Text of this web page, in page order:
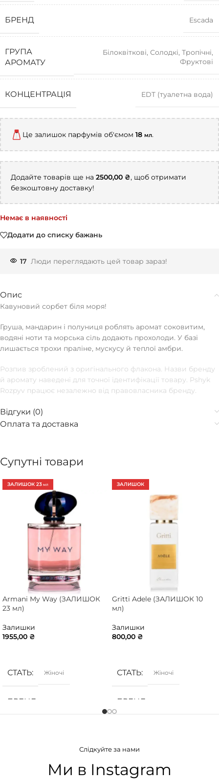
БРЕНД Escada
ГРУПА
АРОМАТУ
Білоквіткові, Солодкі, Тропічні,
Фруктові
КОНЦЕНТРАЦІЯ EDT (туалетна вода)
Це залишок парфумів об'ємом 18 мл.
Додайте товарів ще на 2500,00 ₴, щоб отримати
безкоштовну доставку!
Немає в наявності
Додати до списку бажань
17 Люди переглядають цей товар зараз!
Опис
Кавуновий сорбет біля моря!
Груша, мандарин і полуниця роблять аромат соковитим,
водяні ноти та морська сіль додають прохолоди. У базі
лишається трохи праліне, мускусу й теплої амбри.
Розпив зроблений з оригінального флакона. Назви бренду
й аромату наведені для точної ідентифікації товару. Pshyk
Rozpyv працює незалежно від правовласника бренду.
Відгуки (0)
Оплата та доставка
Супутні товари
ЗАЛИШОК 23 МЛ
Armani My Way (ЗАЛИШОК
23 мл)
Залишки
1955,00 ₴
СТАТЬ Жіночі
БРЕНД
ЗАЛИШОК
Gritti Adele (ЗАЛИШОК 10
мл)
Залишки
800,00 ₴
СТАТЬ Жіночі
БРЕНД
Слідкуйте за нами
Ми в Instagram